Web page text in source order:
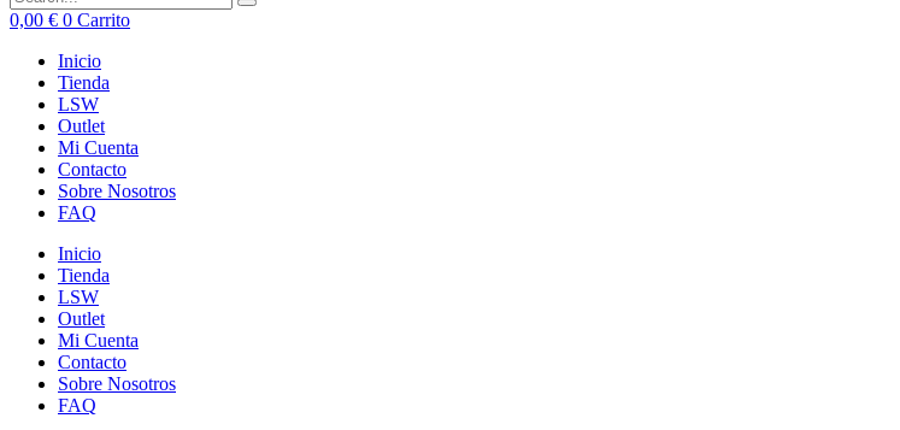
0,00 € 0 Carrito
Inicio
Tienda
LSW
Outlet
Mi Cuenta
Contacto
Sobre Nosotros
FAQ
Inicio
Tienda
LSW
Outlet
Mi Cuenta
Contacto
Sobre Nosotros
FAQ